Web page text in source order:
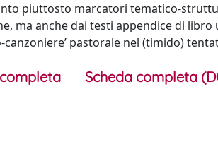
piuttosto marcatori tematico-
ma anche dai testi appendice di
pastorale nel (timido)
Scheda completa